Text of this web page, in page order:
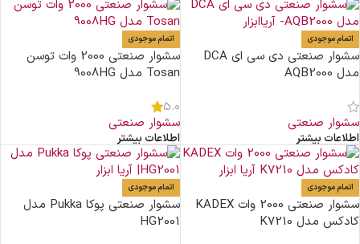
اتمام موجودی
سشوار صنعتی دی سی ای DCA
مدل AQB2000
سشوار صنعتی
اطلاعات بیشتر
اتمام موجودی
سشوار صنعتی 2000 وات توسن
Tosan مدل 9008HG
5.0
سشوار صنعتی
اطلاعات بیشتر
اتمام موجودی
سشوار صنعتی 2000 وات KADEX
کادکس مدل K7210
اتمام موجودی
سشوار صنعتی پوکا Pukka مدل
HG2001